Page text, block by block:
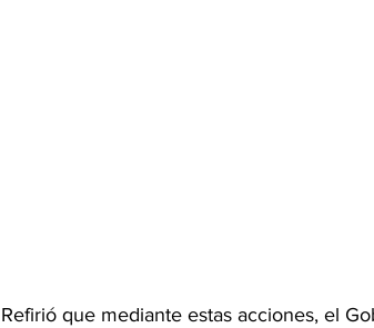
Refirió que mediante estas acciones, el